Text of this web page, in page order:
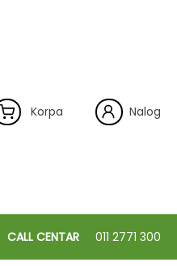
Korpa Nalog
CALL CENTAR 011 2771 300